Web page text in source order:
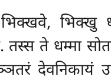
भिक्खु
ते धम्मा
देवनिकायं